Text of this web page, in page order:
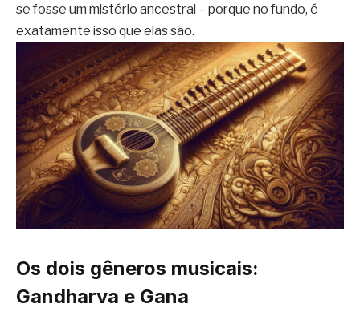
se fosse um mistério ancestral – porque no fundo, é
exatamente isso que elas são.
Os dois gêneros musicais:
Gandharva e Gana